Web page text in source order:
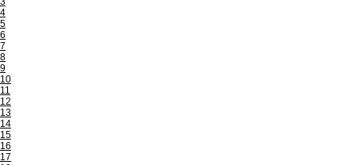
4
5
6
7
8
9
10
11
12
13
14
15
16
17